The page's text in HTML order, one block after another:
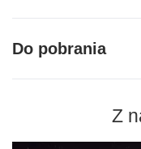
Do pobrania
Z